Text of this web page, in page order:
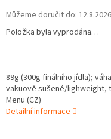
Můžeme doručit do: 12.8.2026
Položka byla vyprodána…
89g (300g finálního jídla);
vakuově sušené/lighweight,
Menu (CZ)
Detailní informace